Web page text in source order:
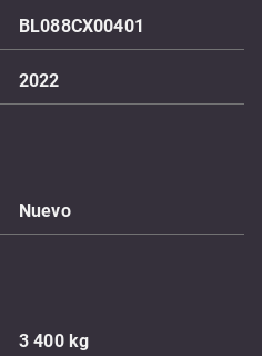
BL088CX00401
2022
Nuevo
3 400 kg